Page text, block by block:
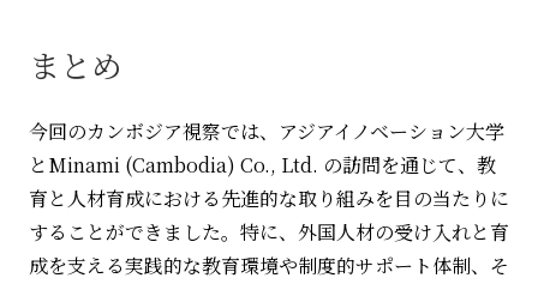
まとめ
今回のカンボジア視察では、アジアイノベーション大学
とMinami (Cambodia) Co., Ltd. の訪問を通じて、教
育と人材育成における先進的な取り組みを目の当たりに
することができました。特に、外国人材の受け入れと育
成を支える実践的な教育環境や制度的サポート体制、そ